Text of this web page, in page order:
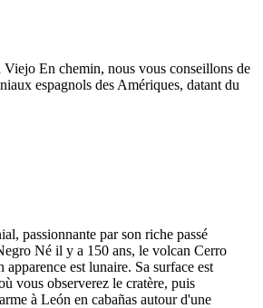
En chemin, nous vous conseillons de
espagnols des Amériques, datant du
passionnante par son riche passé
Né il y a 150 ans, le volcan Cerro
est lunaire. Sa surface est
vous observerez le cratère, puis
à León en cabañas autour d'une